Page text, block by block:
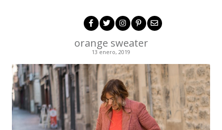
orange sweater
13 enero, 2019